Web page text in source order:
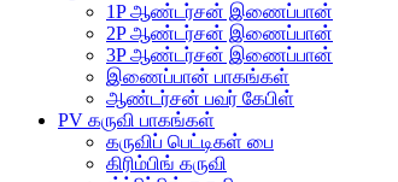
1P ஆண்டர்சன் இணைப்பான்
2P ஆண்டர்சன் இணைப்பான்
3P ஆண்டர்சன் இணைப்பான்
இணைப்பான் பாகங்கள்
ஆண்டர்சன் பவர் கேபிள்
PV கருவி பாகங்கள்
கருவிப் பெட்டிகள் பை
கிரிம்பிங் கருவி